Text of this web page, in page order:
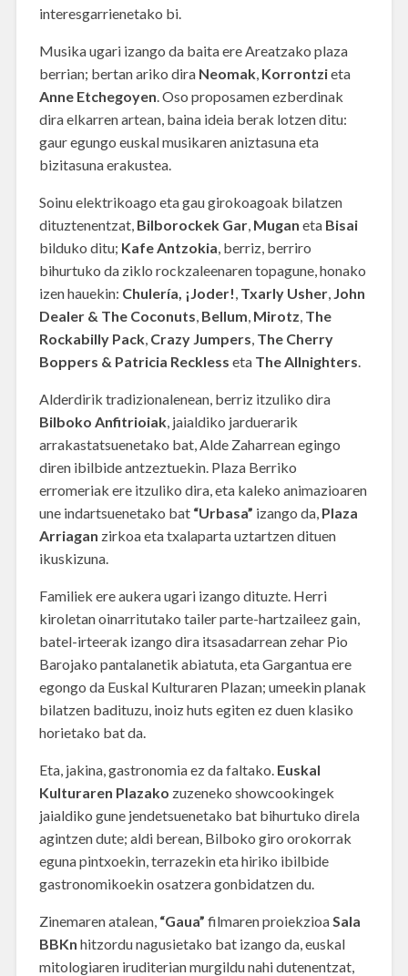
interesgarrienetako bi.
Musika ugari izango da baita ere Areatzako plaza
berrian; bertan ariko dira Neomak, Korrontzieta
Anne Etchegoyen . Oso proposamen ezberdinak
dira elkarren artean, baina ideia berak lotzen ditu:
gaur egungo euskal musikaren aniztasuna eta
bizitasuna erakustea.
Soinu elektrikoago eta gau girokoagoak bilatzen
dituztenentzat, Bilborockek Gar, Mugan eta Bisai
bilduko ditu; Kafe Antzokia , berriz, berriro
bihurtuko da ziklo rockzaleenaren topagune, honako
izen hauekin: Chulería, ¡Joder! Txarly Usher, John
Dealer & The Coconuts Bellum Mirotz The
Rockabilly Pack, Crazy Jumpers The Cherry
Boppers & Patricia Reckless eta The Allnighters
Alderdirik tradizionalenean, berriz itzuliko dira
Bilboko Anfitrioiak, jaialdiko jarduerarik
arrakastatsuenetako bat, Alde Zaharrean egingo
diren ibilbide antzeztuekin. Plaza Berriko
erromeriak ere itzuliko dira, eta kaleko animazioaren
une indartsuenetako bat “Urbasa” izango da, Plaza
Arriagan zirkoa eta txalaparta uztartzen dituen
ikuskizuna.
Familiek ere aukera ugari izango dituzte. Herri
kiroletan oinarritutako tailer parte-hartzaileez gain,
batel-irteerak izango dira itsasadarrean zehar Pio
Barojako pantalanetik abiatuta, eta Gargantua ere
egongo da Euskal Kulturaren Plazan; umeekin planak
bilatzen badituzu, inoiz huts egiten ez duen klasiko
horietako bat da.
Eta, jakina, gastronomia ez da faltako. Euskal
Kulturaren Plazako zuzeneko showcookingek
jaialdiko gune jendetsuenetako bat bihurtuko direla
agintzen dute; aldi berean, Bilboko giro orokorrak
eguna pintxoekin, terrazekin eta hiriko ibilbide
gastronomikoekin osatzera gonbidatzen du.
Zinemaren atalean, “Gaua” filmaren proiekzioa Sala
BBKn hitzordu nagusietako bat izango da, euskal
mitologiaren iruditerian murgildu nahi dutenentzat,